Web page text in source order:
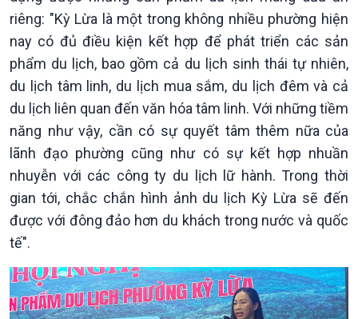
Xã hội
Tin Đời sống & Xã hội
360 độ Sức khỏe
Chuyển đổi Xanh
Tin Khoa học & Công nghệ
Kết nối công nghệ
Sống chung với biến đổi
riêng: "Kỳ Lừa là một trong không nhiều phường hiện
nay có đủ điều kiện kết hợp để phát triển các sản
phẩm du lịch, bao gồm cả du lịch sinh thái tự nhiên,
du lịch tâm linh, du lịch mua sắm, du lịch đêm và cả
du lịch liên quan đến văn hóa tâm linh. Với những tiềm
năng như vậy, cần có sự quyết tâm thêm nữa của
lãnh đạo phường cũng như có sự kết hợp nhuần
nhuyễn với các công ty du lịch lữ hành. Trong thời
gian tới, chắc chắn hình ảnh du lịch Kỳ Lừa sẽ đến
được với đông đảo hơn du khách trong nước và quốc
tế".